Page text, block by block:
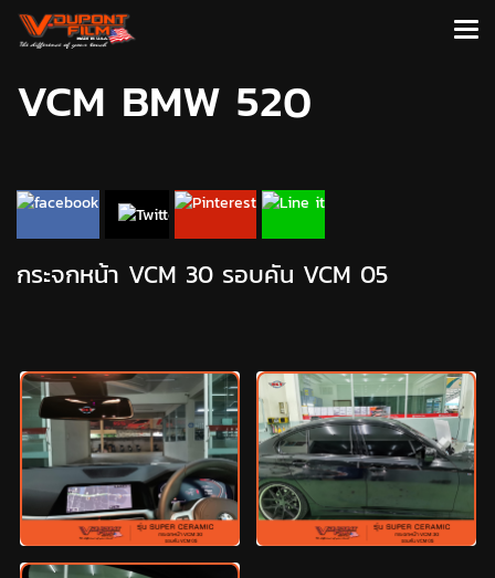
VCM BMW 520
กระจกหน้า VCM 30 รอบคัน VCM 05